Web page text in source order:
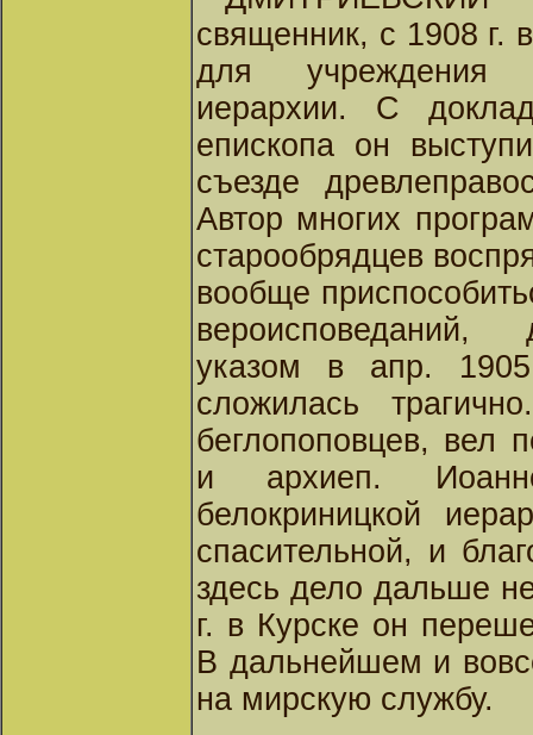
священник, с 1908 г.
для учреждения
иерархии. С
епископа он
съезде
Автор многих
старообрядцев
вообще
вероисповеданий,
указом в апр.
сложилась
беглопоповцев, вел
и архиеп.
белокриницкой
спасительной, и
здесь дело дальше
г. в Курске он
В дальнейшем и
на мирскую службу.